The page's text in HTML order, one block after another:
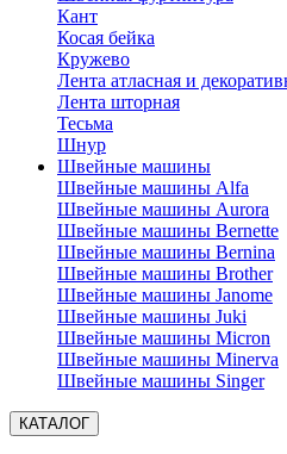
Кант
Косая бейка
Кружево
Лента aтласная и
Лента шторная
Тесьма
Шнур
Швейные машины
Швейные машины Alfa
Швейные машины Aurora
Швейные машины Bernette
Швейные машины Bernina
Швейные машины Brother
Швейные машины Janome
Швейные машины Juki
Швейные машины Micron
Швейные машины Minerva
Швейные машины Singer
КАТАЛОГ